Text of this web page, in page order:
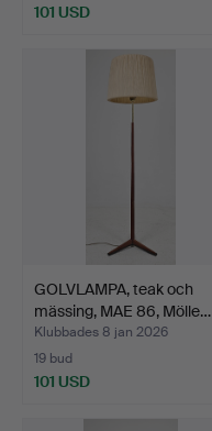
101 USD
GOLVLAMPA, teak och
mässing, MAE 86, Mölle…
Klubbades 8 jan 2026
19 bud
101 USD